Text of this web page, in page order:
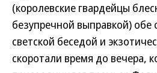
(королевские гвардейцы
безупречной выправкой) обе
светской беседой и
скоротали время до вечера,